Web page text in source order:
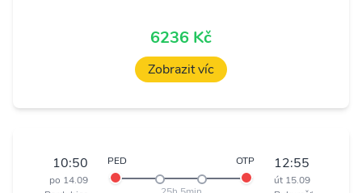
6236 Kč
Zobrazit víc
10:50
po 14.09
PED OTP 12:55
út 15.09